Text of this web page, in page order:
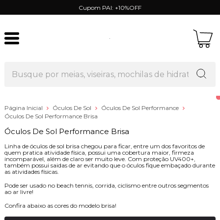
Cupom PAI: +10%OFF
Página Inicial Óculos De Sol
Óculos De Sol Performance
Óculos De Sol Performance Brisa
Óculos De Sol Performance Brisa
Linha de óculos de sol brisa chegou para ficar, entre um dos favoritos de
quem pratica atividade física, possui uma cobertura maior, firmeza
incomparável, além de claro ser muito leve. Com proteção UV400+,
também possui saidas de ar evitando que o óculos fique embaçado durante
as atividades físicas.
Pode ser usado no beach tennis, corrida, ciclismo entre outros segmentos
ao ar livre!
Confira abaixo as cores do modelo brisa!